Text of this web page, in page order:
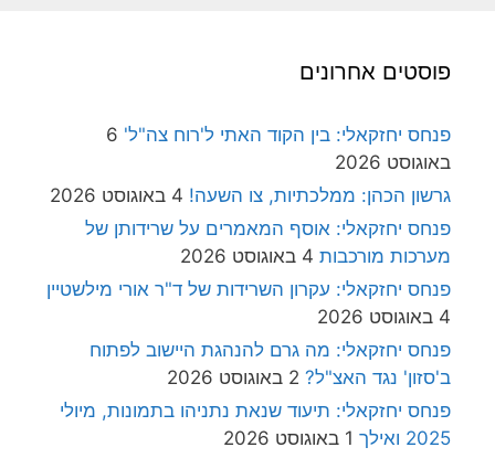
פוסטים אחרונים
פנחס יחזקאלי: בין הקוד האתי ל'רוח צה"ל' 6
באוגוסט 2026
גרשון הכהן: ממלכתיות, צו השעה! 4 באוגוסט 2026
פנחס יחזקאלי: אוסף המאמרים על שרידותן של
מערכות מורכבות 4 באוגוסט 2026
פנחס יחזקאלי: עקרון השרידות של ד"ר אורי מילשטיין
4 באוגוסט 2026
פנחס יחזקאלי: מה גרם להנהגת היישוב לפתוח
ב'סזון' נגד האצ"ל? 2 באוגוסט 2026
פנחס יחזקאלי: תיעוד שנאת נתניהו בתמונות, מיולי
2025 ואילך
1 באוגוסט 2026